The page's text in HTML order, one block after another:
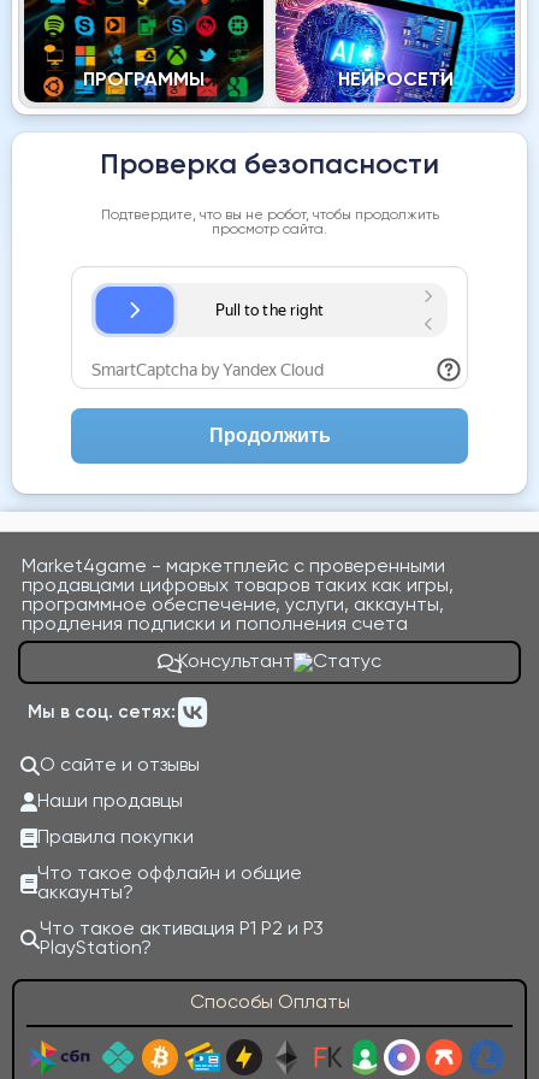
ПРОГРАММЫ НЕЙРОСЕТИ
Проверка безопасности
Подтвердите, что вы не робот, чтобы продолжить
просмотр сайта.
Продолжить
Market4game - маркетплейс с проверенными
продавцами цифровых товаров таких как игры,
программное обеспечение, услуги, аккаунты,
продления подписки и пополнения счета
Консультант
Мы в соц. сетях:
О сайте и отзывы
Наши продавцы
Правила покупки
Что такое оффлайн и общие
аккаунты?
Что такое активация P1 P2 и P3
PlayStation?
Способы Оплаты